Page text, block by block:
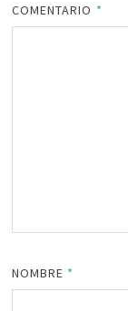
COMENTARIO *
NOMBRE *